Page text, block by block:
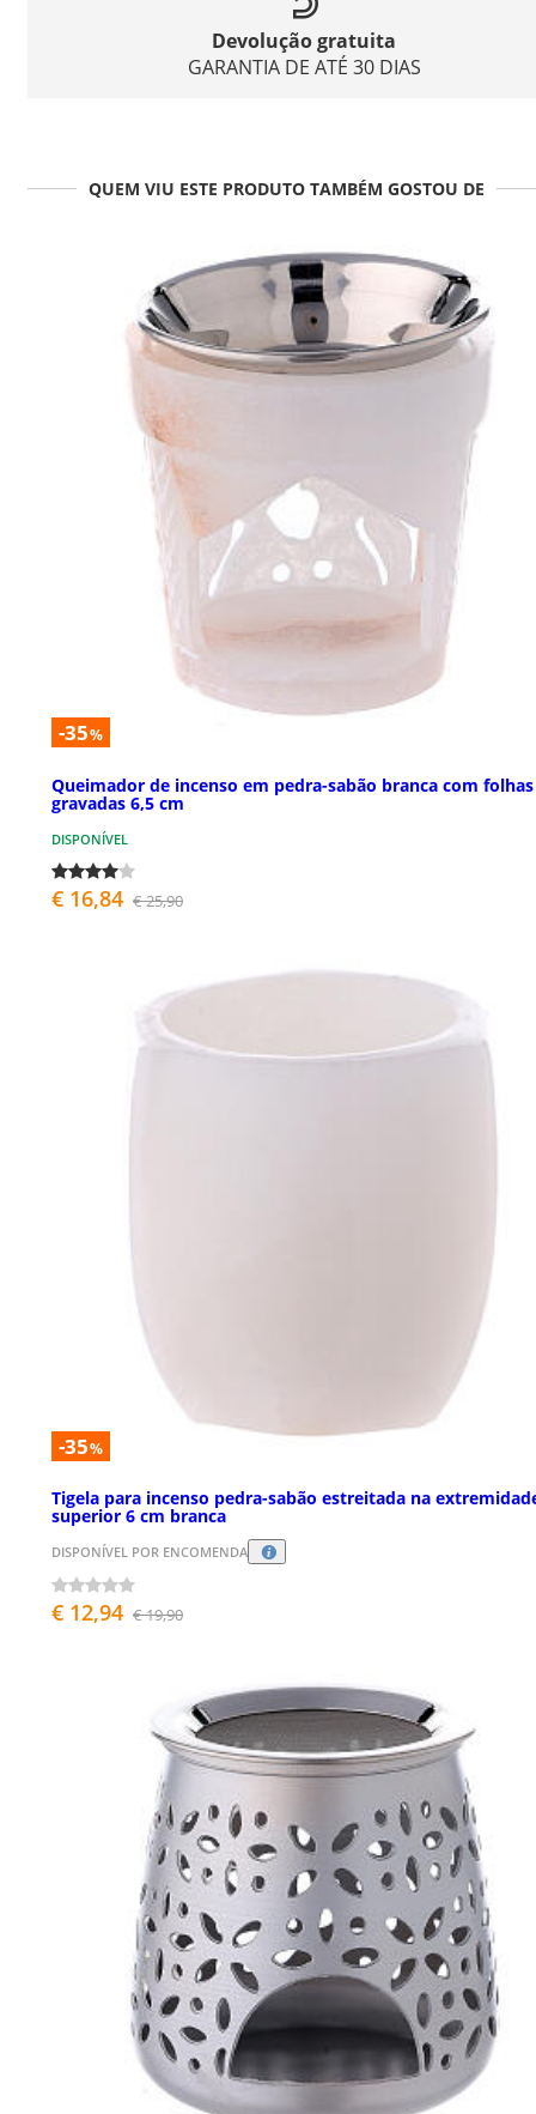
Devolução gratuita
GARANTIA DE ATÉ 30 DIAS
QUEM VIU ESTE PRODUTO TAMBÉM GOSTOU DE
-35%
Queimador de incenso em pedra-sabão branca com folhas
gravadas 6,5 cm
DISPONÍVEL
€ 16,84 € 25,90
-35%
Tigela para incenso pedra-sabão estreitada na
superior 6 cm branca
DISPONÍVEL POR ENCOMENDA
€ 12,94 € 19,90